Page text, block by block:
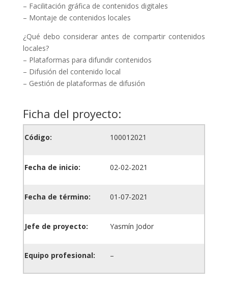
– Facilitación gráfica de contenidos digitales
– Montaje de contenidos locales
¿Qué debo considerar antes de compartir contenidos
locales?
– Plataformas para difundir contenidos
– Difusión del contenido local
– Gestión de plataformas de difusión
Ficha del proyecto:
Código: 100012021
Fecha de inicio: 02-02-2021
Fecha de término: 01-07-2021
Jefe de proyecto: Yasmín Jodor
Equipo profesional: –